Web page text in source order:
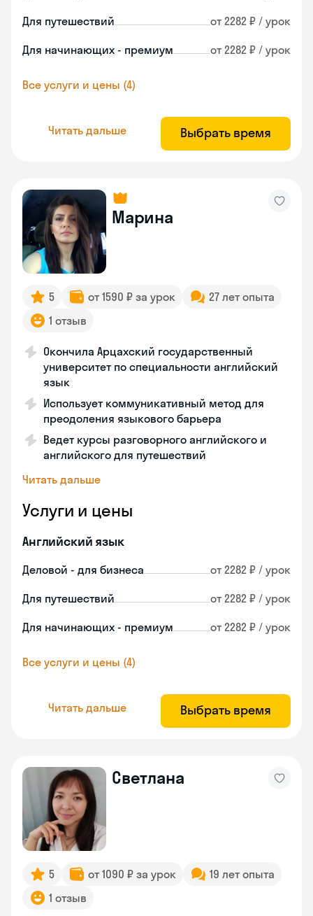
Для путешествий от 2282 ₽ / урок
Для начинающих - премиум от 2282 ₽ / урок
Все услуги и цены (4)
Читать дальше Выбрать время
Марина
5 от 1590 ₽ за урок
27 лет опыта
1 отзыв
Окончила Арцахский государственный
университет по специальности английский
язык
Использует коммуникативный метод для
преодоления языкового барьера
Ведет курсы разговорного английского и
английского для путешествий
Читать дальше
Услуги и цены
Английский язык
Деловой - для бизнеса от 2282 ₽ / урок
Для путешествий от 2282 ₽ / урок
Для начинающих - премиум от 2282 ₽ / урок
Все услуги и цены (4)
Читать дальше Выбрать время
Светлана
5 от 1090 ₽ за урок
19 лет опыта
1 отзыв